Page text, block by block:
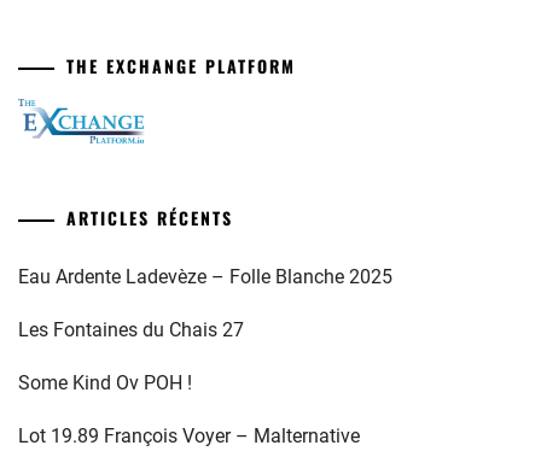
THE EXCHANGE PLATFORM
ARTICLES RÉCENTS
Eau Ardente Ladevèze – Folle Blanche 2025
Les Fontaines du Chais 27
Some Kind Ov POH !
Lot 19.89 François Voyer – Malternative